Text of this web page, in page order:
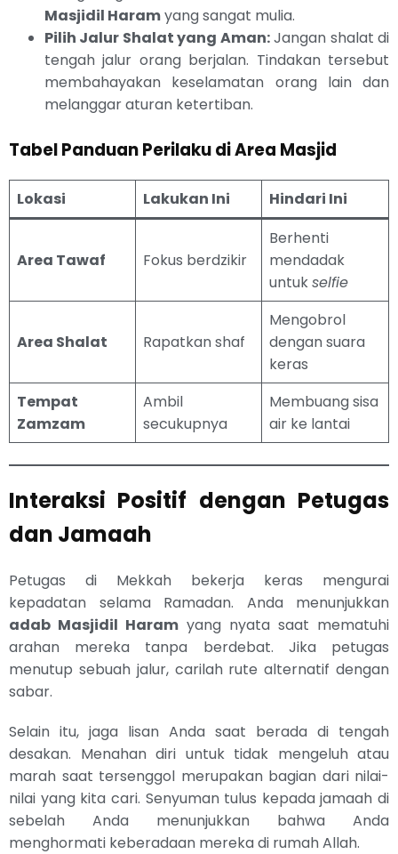
Masjidil Haramyang sangat mulia.
Pilih Jalur Shalat yang Aman:Jangan shalat di
tengah jalur orang berjalan. Tindakan tersebut
membahayakan keselamatan orang lain dan
melanggar aturan ketertiban.
Tabel Panduan Perilaku di Area Masjid
Lokasi Lakukan Ini Hindari Ini
Area Tawaf Fokus berdzikir
Berhenti
mendadak
untukselfie
Area Shalat Rapatkan shaf
Mengobrol
dengan suara
keras
Tempat
Zamzam
Ambil
secukupnya
Membuang sisa
air ke lantai
Interaksi Positif dengan Petugas
dan Jamaah
Petugas di Mekkah bekerja keras mengurai
kepadatan selama Ramadan. Anda menunjukkan
adab Masjidil Haram yang nyata saat mematuhi
arahan mereka tanpa berdebat. Jika petugas
menutup sebuah jalur, carilah rute alternatif dengan
sabar.
Selain itu, jaga lisan Anda saat berada di tengah
desakan. Menahan diri untuk tidak mengeluh atau
marah saat tersenggol merupakan bagian dari nilai-
nilai yang kita cari. Senyuman tulus kepada jamaah di
sebelah Anda menunjukkan bahwa Anda
menghormati keberadaan mereka di rumah Allah.